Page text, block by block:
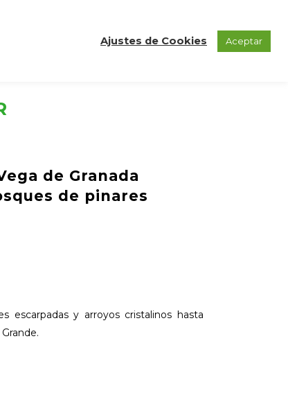
CONTACTO
de Granada
de pinares
escarpadas y arroyos cristalinos hasta
Ajustes de Cookies Aceptar